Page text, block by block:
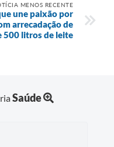
MENOS RECENTE
une paixão por
arrecadação de
500 litros de leite
Saúde